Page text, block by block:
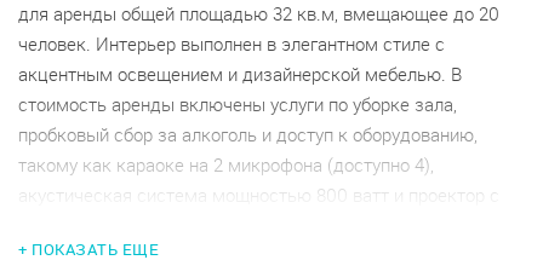
для аренды общей площадью 32 кв.м, вмещающее до 20
человек. Интерьер выполнен в элегантном стиле с
акцентным освещением и дизайнерской мебелью. В
стоимость аренды включены услуги по уборке зала,
пробковый сбор за алкоголь и доступ к оборудованию,
такому как караоке на 2 микрофона (доступно 4),
акустическая система мощностью 800 ватт и проектор с
+ ПОКАЗАТЬ ЕЩЕ